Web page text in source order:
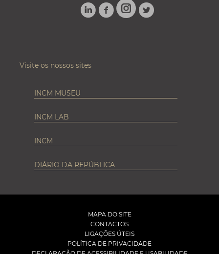
LINKEDINFACEBOOK
INSTAGRAM
TWITTER
Visite os nossos sites
INCM MUSEU
INCM LAB
INCM
DIÁRIO DA REPÚBLICA
MAPA DO SITE
CONTACTOS
LIGAÇÕES ÚTEIS
POLÍTICA DE PRIVACIDADE